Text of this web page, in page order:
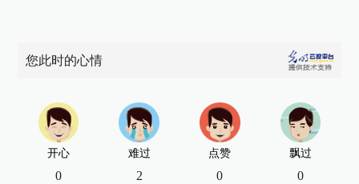
您此时的心情
开心
0
难过
2
点赞
0
飘过
0